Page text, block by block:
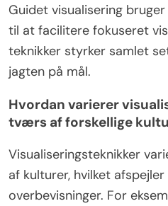
Guidet visualisering
til at facilitere fokuseret
teknikker styrker samlet
jagten på mål.
Hvordan varierer
tværs af forskellige
Visualiseringsteknikker
af kulturer, hvilket
overbevisninger. For